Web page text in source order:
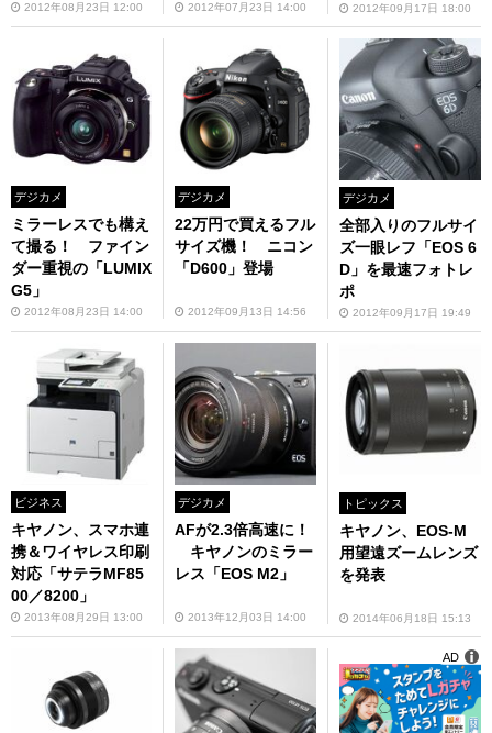
2012年08月23日 12:00 2012年07月23日 14:00 2012年09月17日 18:00
デジカメ
ミラーレスでも構え
て撮る！ ファイン
ダー重視の「LUMIX
G5」
2012年08月23日 14:00
デジカメ
22万円で買えるフル
サイズ機！ ニコン
「D600」登場
2012年09月13日 14:56
デジカメ
全部入りのフルサイ
ズ一眼レフ「EOS 6
D」を最速フォトレ
ポ
2012年09月17日 19:49
ビジネス
キヤノン、スマホ連
携＆ワイヤレス印刷
対応「サテラMF85
00／8200」
2013年08月29日 13:00
デジカメ
AFが2.3倍高速に！
キヤノンのミラー
レス「EOS M2」
2013年12月03日 14:00
トピックス
キヤノン、EOS-M
用望遠ズームレンズ
を発表
2014年06月18日 15:13
AD